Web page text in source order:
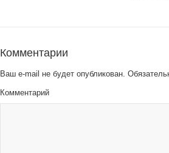
Комментарии
Ваш e-mail не будет опубликован.
Комментарий